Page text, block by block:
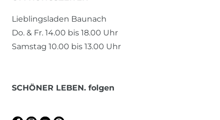
Lieblingsladen Baunach
Do. & Fr. 14.00 bis 18.00 Uhr
Samstag 10.00 bis 13.00 Uhr
SCHÖNER LEBEN. folgen